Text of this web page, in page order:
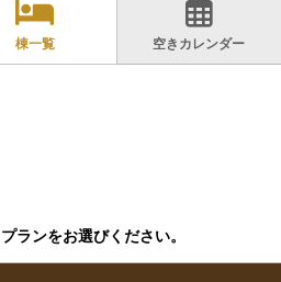
棟一覧 空きカレンダー
ランをお選びください。